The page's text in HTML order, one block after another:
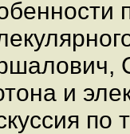
и
по